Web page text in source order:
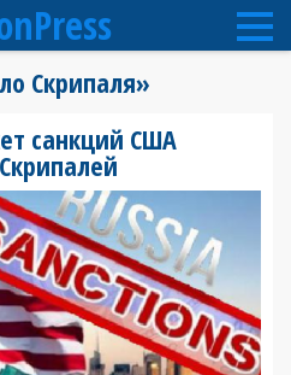
Скрипаля»
санкций США